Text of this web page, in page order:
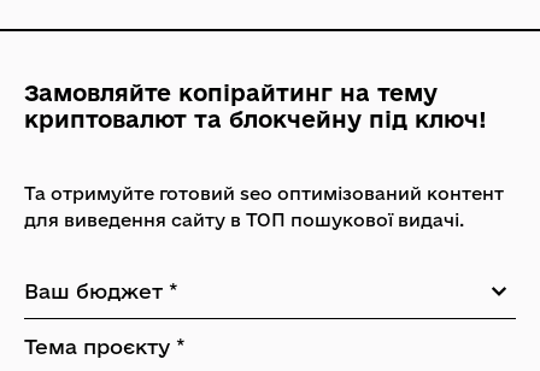
Замовляйте копірайтинг на тему
криптовалют та блокчейну під ключ!
Та отримуйте готовий seo оптимізований контент
для виведення сайту в ТОП пошукової видачі.